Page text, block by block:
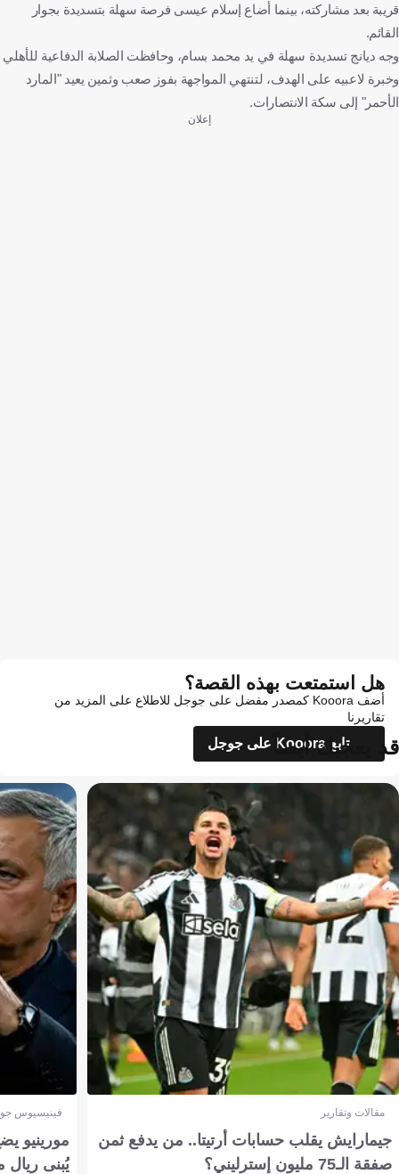
قريبة بعد مشاركته، بينما أضاع إسلام عيسى فرصة سهلة بتسديدة بجوار
القائم.
وجه ديانج تسديدة سهلة في يد محمد بسام، وحافظت الصلابة الدفاعية للأهلي
وخبرة لاعبيه على الهدف، لتنتهي المواجهة بفوز صعب وثمين يعيد "المارد
الأحمر" إلى سكة الانتصارات.
إعلان
هل استمتعت بهذه القصة؟
أضف Kooora كمصدر مفضل على جوجل للاطلاع على المزيد من
تقاريرنا
تابع Kooora على جوجل
قد يعجبك أيضاً
مقالات وتقارير
جيمارايش يقلب حسابات أرتيتا.. من يدفع ثمن
صفقة الـ75 مليون إسترليني؟
فينيسيوس
مورينيو
يُبنى ريال